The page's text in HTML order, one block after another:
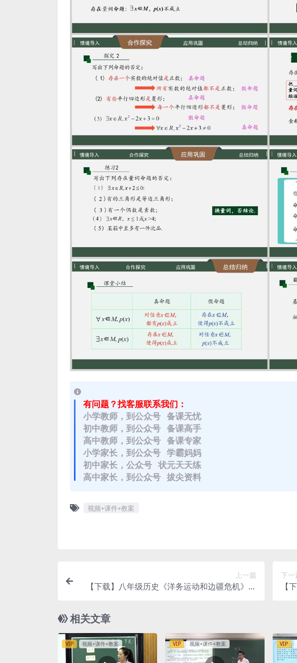
有问题？找客服联系我们：
小学教师，到公众号 备课无忧
初中教师，到公众号 备课高手
高中教师，到公众号 备课专家
小学家长，到公众号 学霸妈妈
初中家长，公众号 状元天天练
高中家长，到公众号 拔尖资料
视频+课件+教案
上一篇
【下载】八年级历史《洋务运动和边疆危机》课
下一
【
相关文章
VIP 视频+课件+教案 VIP 视频+课件+教案 VIP